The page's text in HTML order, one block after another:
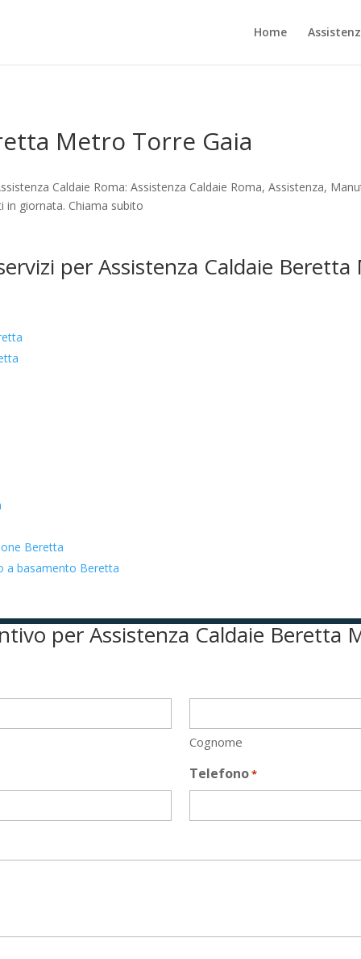
Home
Metro Torre Gaia
Caldaie Roma: Assistenza Caldaie Roma, Assistenza,
in giornata. Chiama subito
per Assistenza Caldaie
Beretta
a basamento Beretta
per Assistenza Caldaie Beretta
Cognome
Telefono*